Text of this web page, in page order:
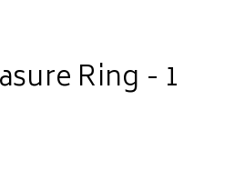
Ring - 1